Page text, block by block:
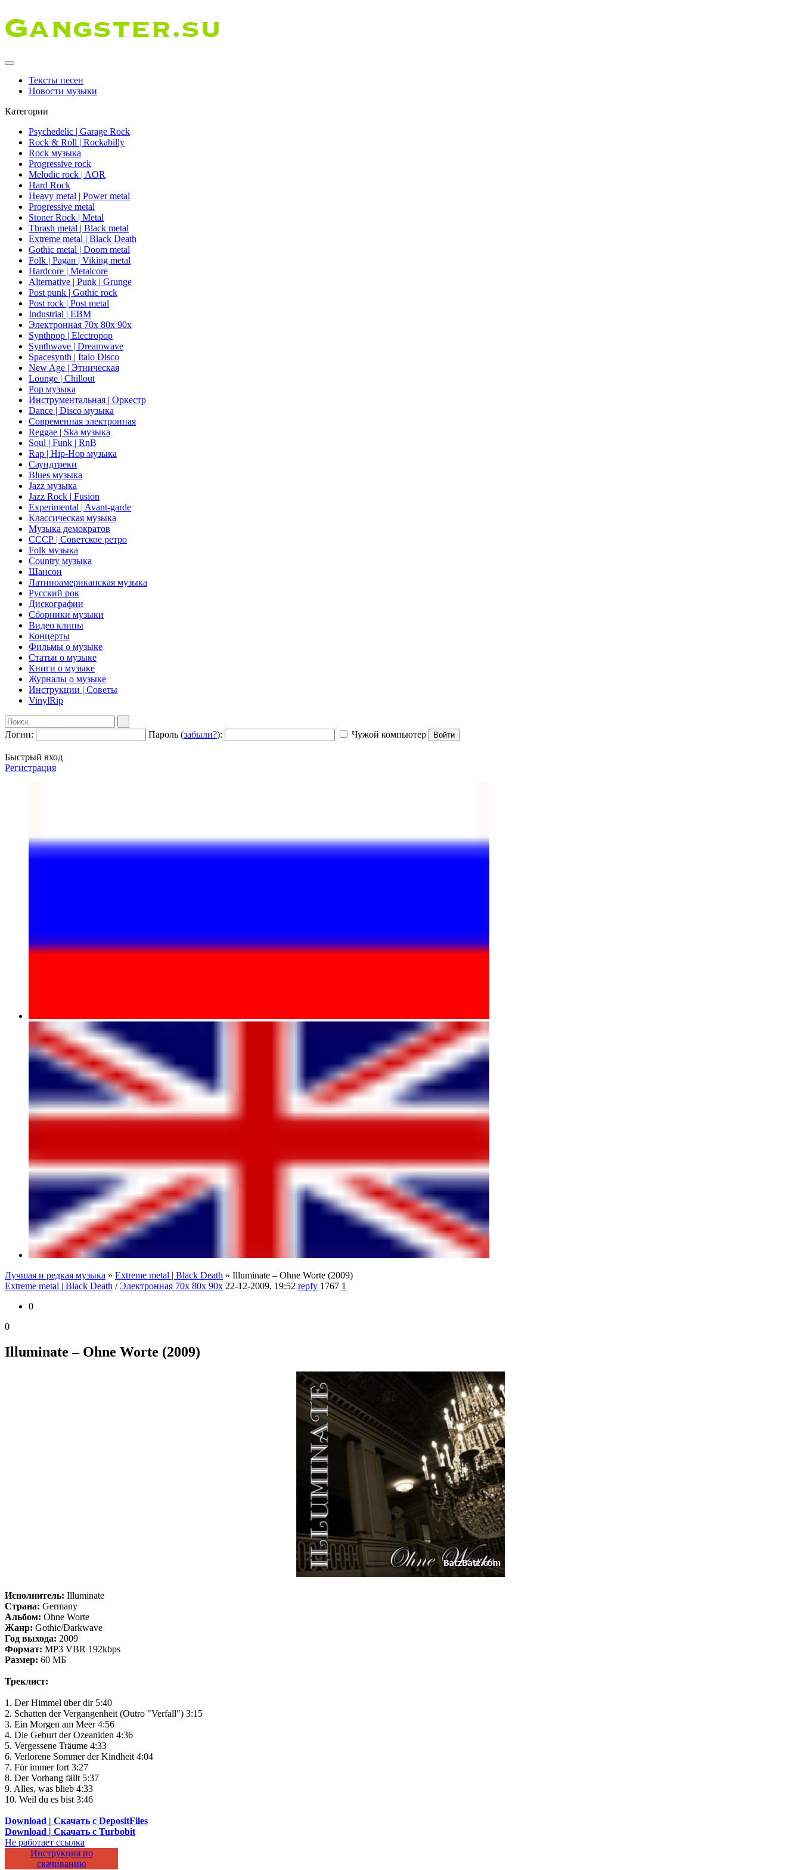
Тексты песен
Новости музыки
Категории
Psychedelic | Garage Rock
Rock & Roll | Rockabilly
Rock музыка
Progressive rock
Melodic rock | AOR
Hard Rock
Heavy metal | Power metal
Progressive metal
Stoner Rock | Metal
Thrash metal | Black metal
Extreme metal | Black Death
Gothic metal | Doom metal
Folk | Pagan | Viking metal
Hardcore | Metalcore
Alternative | Punk | Grunge
Post punk | Gothic rock
Post rock | Post metal
Industrial | EBM
Электронная 70х 80х 90х
Synthpop | Electropop
Synthwave | Dreamwave
Spacesynth | Italo Disco
New Age | Этническая
Lounge | Chillout
Pop музыка
Инструментальная | Оркестр
Dance | Disco музыка
Современная электронная
Reggae | Ska музыка
Soul | Funk | RnB
Rap | Hip-Hop музыка
Саундтреки
Blues музыка
Jazz музыка
Jazz Rock | Fusion
Experimental | Avant-garde
Классическая музыка
Музыка демократов
СССР | Советское ретро
Folk музыка
Country музыка
Шансон
Латиноамериканская музыка
Русский рок
Дискографии
Сборники музыки
Видео клипы
Концерты
Фильмы о музыке
Статьи о музыке
Книги о музыке
Журналы о музыке
Инструкции | Советы
VinylRip
Логин: Пароль (забыли?): Чужой компьютер Войти
Быстрый вход
Регистрация
Лучшая и редкая музыка » Extreme metal | Black Death » Illuminate – Ohne Worte (2009)
Extreme metal | Black Death /Электронная 70х 80х 90х 22-12-2009, 19:52 repfy 1767 1
0
0
Illuminate – Ohne Worte (2009)
Исполнитель: Illuminate
Страна: Germany
Альбом: Ohne Worte
Жанр: Gothic/Darkwave
Год выхода: 2009
Формат: MP3 VBR 192kbps
Размер: 60 МБ
Треклист:
1. Der Himmel über dir 5:40
2. Schatten der Vergangenheit (Outro "Verfall") 3:15
3. Ein Morgen am Meer 4:56
4. Die Geburt der Ozeaniden 4:36
5. Vergessene Träume 4:33
6. Verlorene Sommer der Kindheit 4:04
7. Für immer fort 3:27
8. Der Vorhang fällt 5:37
9. Alles, was blieb 4:33
10. Weil du es bist 3:46
Download | Скачать с DepositFiles
Download | Скачать с Turbobit
Не работает ссылка
Инструкция по
скачиванию